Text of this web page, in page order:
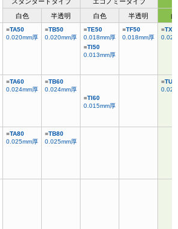
白色 半透明 白色 半透明
TA50
0.020mm厚
TB50
0.020mm厚
TE50
0.018mm厚
TI50
0.013mm厚
TF50
0.018mm厚
TA60
0.024mm厚
TB60
0.024mm厚
TI60
0.015mm厚
TA80
0.025mm厚
TB80
0.025mm厚